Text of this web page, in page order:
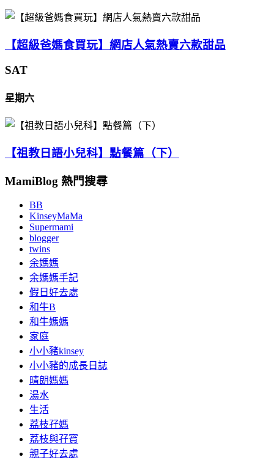
【超級爸媽食買玩】網店人氣熱賣六款甜品
SAT
星期六
【祖教日語小兒科】點餐篇（下）
MamiBlog 熱門搜尋
BB
KinseyMaMa
Supermami
blogger
twins
余媽媽
余媽媽手記
假日好去處
和牛B
和牛媽媽
家庭
小小豬kinsey
小小豬的成長日誌
晴朗媽媽
湯水
生活
荔枝孖媽
荔枝與孖寶
親子好去處